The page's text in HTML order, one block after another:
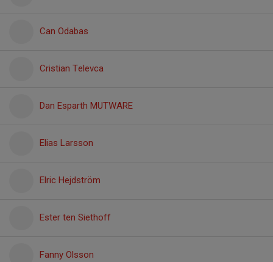
Can Odabas
Cristian Televca
Dan Esparth MUTWARE
Elias Larsson
Elric Hejdström
Ester ten Siethoff
Fanny Olsson